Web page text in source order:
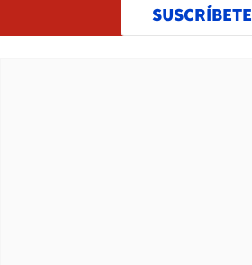
SUSCRÍBETE